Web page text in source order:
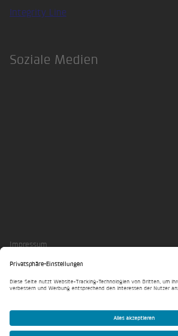
Integrity Line
Soziale Medien
Impressum
Datenschutzerklärung
Privatsphäre-Einstellungen
© IKK Group GmbH 2026